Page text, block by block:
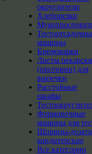
округлители
Хлеборезки
машины
Кремоварки
Листы
(противни) для
выпечки
Расстойные
шкафы
Формовочные
машины для
Шприцы-
кондитерские
Все категории